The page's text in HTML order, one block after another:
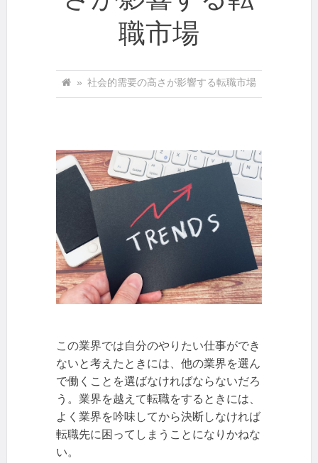
職市場
» 社会的需要の高さが影響する転職市場
この業界では自分のやりたい仕事ができ
ないと考えたときには、他の業界を選ん
で働くことを選ばなければならないだろ
う。業界を越えて転職をするときには、
よく業界を吟味してから決断しなければ
転職先に困ってしまうことになりかねな
い。